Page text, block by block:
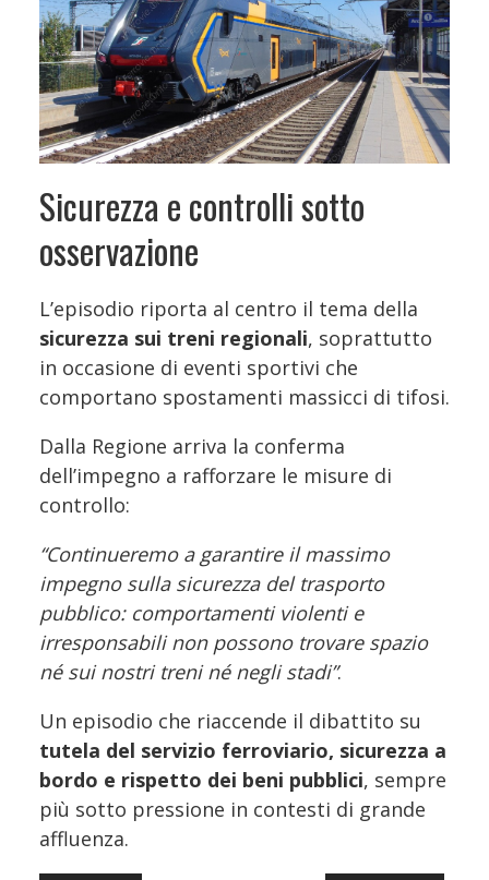
Sicurezza e controlli sotto
osservazione
L’episodio riporta al centro il tema della
sicurezza sui treni regionali, soprattutto
in occasione di eventi sportivi che
comportano spostamenti massicci di tifosi.
Dalla Regione arriva la conferma
dell’impegno a rafforzare le misure di
controllo:
“Continueremo a garantire il massimo
impegno sulla sicurezza del trasporto
pubblico: comportamenti violenti e
irresponsabili non possono trovare spazio
né sui nostri treni né negli stadi”.
Un episodio che riaccende il dibattito su
tutela del servizio ferroviario, sicurezza a
bordo e rispetto dei beni pubblici, sempre
più sotto pressione in contesti di grande
affluenza.